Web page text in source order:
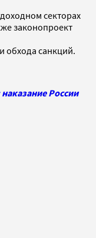
секторах
законопроект
обхода санкций.
России